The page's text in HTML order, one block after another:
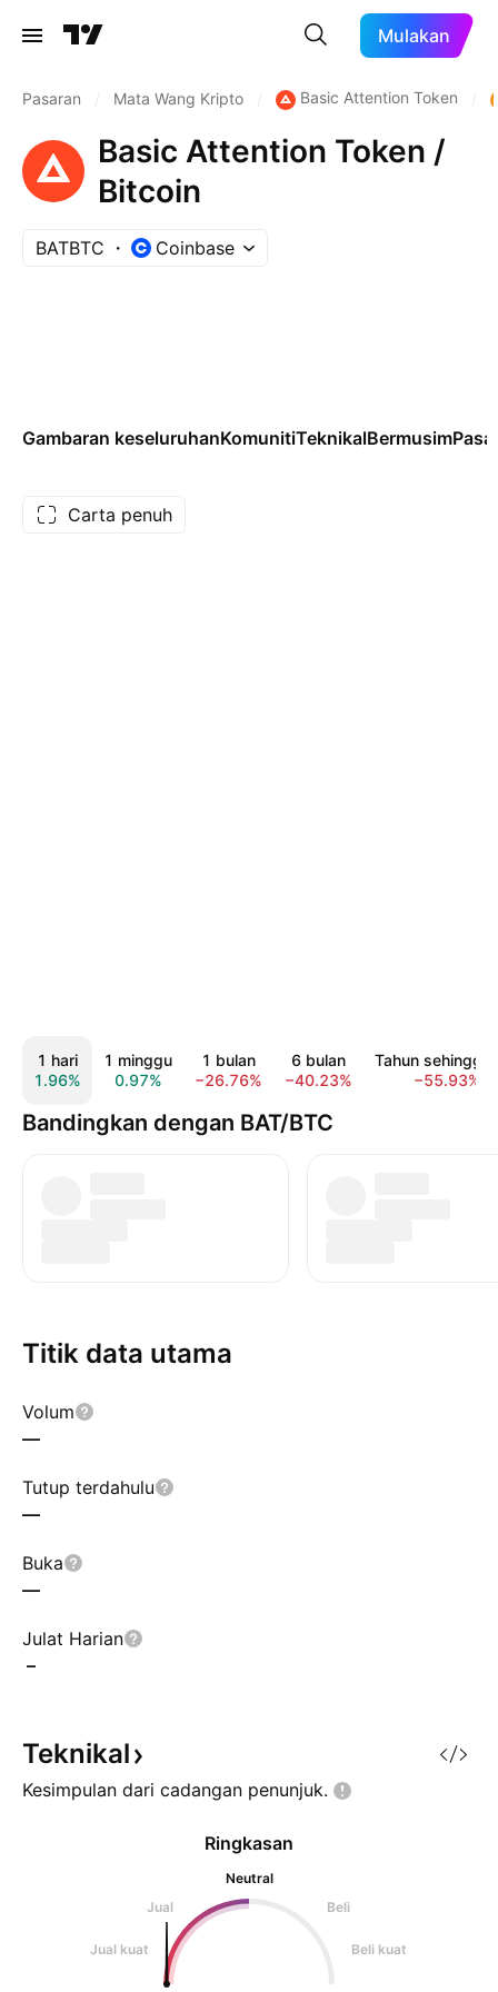
Mulakan
Pasaran Mata Wang Kripto Basic Attention Token
Basic Attention Token /
Bitcoin
BATBTC Coinbase
Gambaran keseluruhanKomunitiTeknikalBermusim
Carta penuh
1 hari
1.96%
1 minggu
0.97%
1 bulan
−26.76%
6 bulan
−40.23%
Tahun sehingga
−55.93%
Bandingkan dengan BAT/BTC
Titik data utama
Volum
—
Tutup terdahulu
—
Buka
—
Julat Harian
–
Teknikal
Kesimpulan dari cadangan penunjuk.
Ringkasan
Neutral
Jual
Beli
Jual kuat Beli kuat